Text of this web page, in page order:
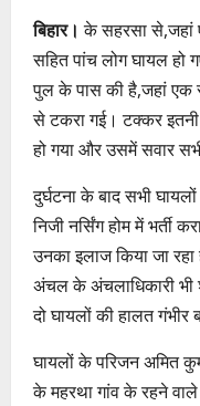
बिहार। के सहरसा से,जहां
सहित पांच लोग घायल हो
पुल के पास की है,जहां एक
से टकरा गई। टक्कर इतनी
हो गया और उसमें सवार
दुर्घटना के बाद सभी
निजी नर्सिंग होम में भर्ती
उनका इलाज किया जा
अंचल के अंचलाधिकारी भी
दो घायलों की हालत
घायलों के परिजन अमित
के महरथा गांव के रहने